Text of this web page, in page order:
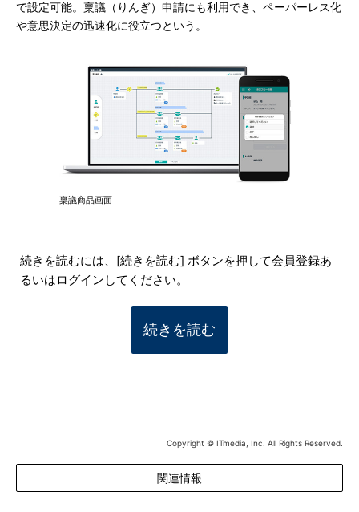
で設定可能。稟議（りんぎ）申請にも利用でき、ペーパーレス化
や意思決定の迅速化に役立つという。
稟議商品画面
続きを読むには、[続きを読む] ボタンを押して会員登録あ
るいはログインしてください。
続きを読む
Copyright © ITmedia, Inc. All Rights Reserved.
関連情報